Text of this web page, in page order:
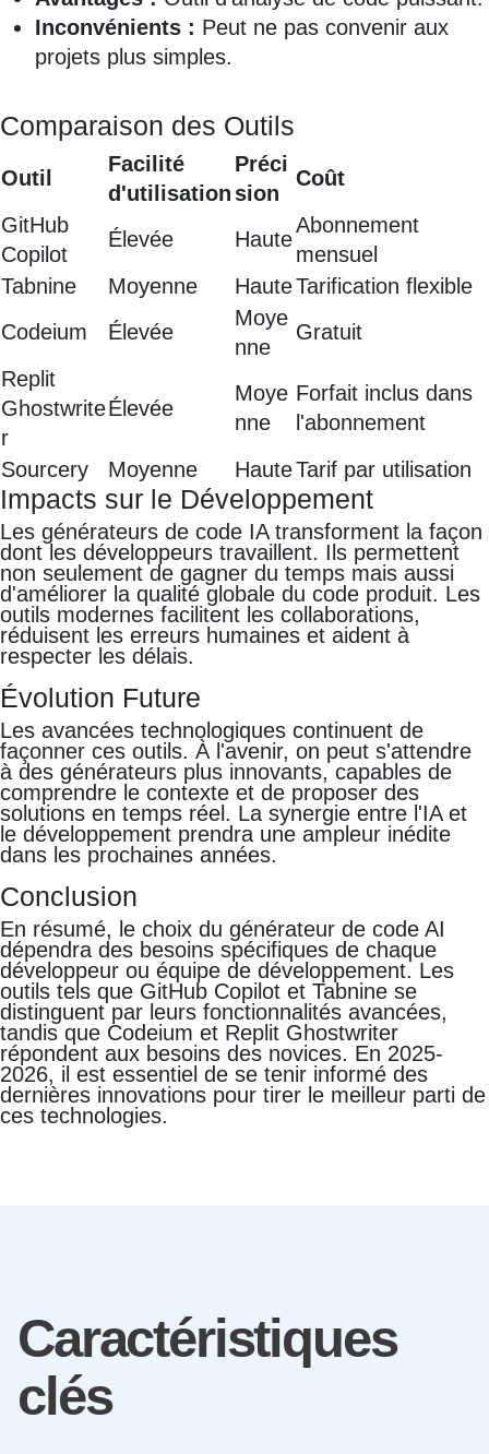
Inconvénients : Peut ne pas convenir aux
projets plus simples.
Comparaison des Outils
Outil
Facilité
d'utilisation
Préci
sion
Coût
GitHub
Copilot
Élevée Haute
Abonnement
mensuel
Tabnine
Moyenne HauteTarification flexible
Codeium
Élevée
Moye
nne
Gratuit
Replit
Ghostwrite
r
Élevée
Moye
nne
Forfait inclus dans
l'abonnement
Sourcery
Moyenne HauteTarif par utilisation
Impacts sur le Développement
Les générateurs de code IA transforment la façon
dont les développeurs travaillent. Ils permettent
non seulement de gagner du temps mais aussi
d'améliorer la qualité globale du code produit. Les
outils modernes facilitent les collaborations,
réduisent les erreurs humaines et aident à
respecter les délais.
Évolution Future
Les avancées technologiques continuent de
façonner ces outils. À l'avenir, on peut s'attendre
à des générateurs plus innovants, capables de
comprendre le contexte et de proposer des
solutions en temps réel. La synergie entre l'IA et
le développement prendra une ampleur inédite
dans les prochaines années.
Conclusion
En résumé, le choix du générateur de code AI
dépendra des besoins spécifiques de chaque
développeur ou équipe de développement. Les
outils tels que GitHub Copilot et Tabnine se
distinguent par leurs fonctionnalités avancées,
tandis que Codeium et Replit Ghostwriter
répondent aux besoins des novices. En 2025-
2026, il est essentiel de se tenir informé des
dernières innovations pour tirer le meilleur parti de
ces technologies.
Caractéristiques
clés